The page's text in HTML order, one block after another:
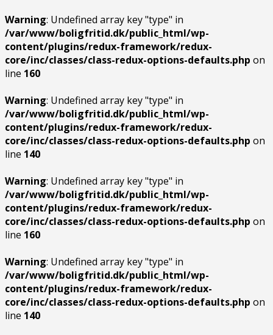
Warning: Undefined array key "type" in
/var/www/boligfritid.dk/public_html/wp-
content/plugins/redux-framework/redux-
core/inc/classes/class-redux-options-defaults.php on
line 160
Warning: Undefined array key "type" in
/var/www/boligfritid.dk/public_html/wp-
content/plugins/redux-framework/redux-
core/inc/classes/class-redux-options-defaults.php on
line 140
Warning: Undefined array key "type" in
/var/www/boligfritid.dk/public_html/wp-
content/plugins/redux-framework/redux-
core/inc/classes/class-redux-options-defaults.php on
line 160
Warning: Undefined array key "type" in
/var/www/boligfritid.dk/public_html/wp-
content/plugins/redux-framework/redux-
core/inc/classes/class-redux-options-defaults.php on
line 140